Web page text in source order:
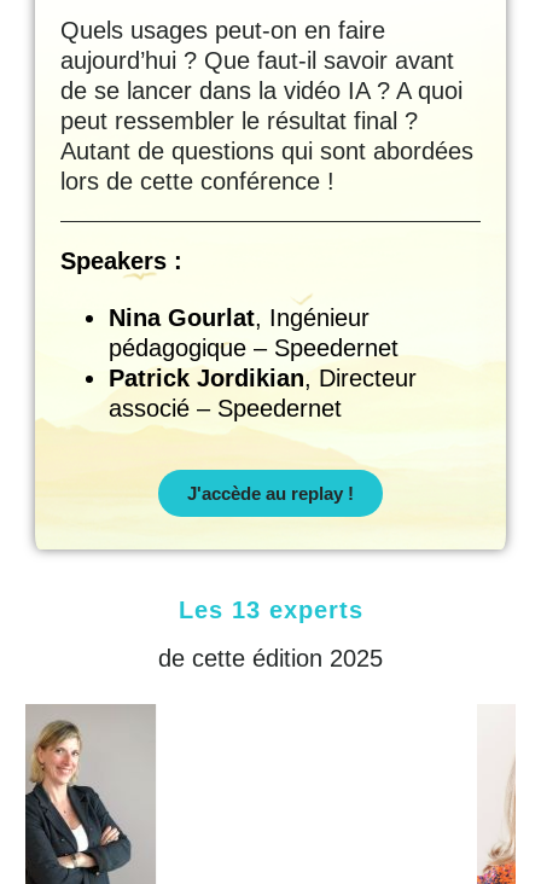
Quels usages peut-on en faire
aujourd’hui ? Que faut-il savoir avant
de se lancer dans la vidéo IA ? A quoi
peut ressembler le résultat final ?
Autant de questions qui sont abordées
lors de cette conférence !
Speakers :
Nina Gourlat, Ingénieur
pédagogique – Speedernet
Patrick Jordikian, Directeur
associé – Speedernet
J'accède au replay !
Les 13 experts
de cette édition 2025